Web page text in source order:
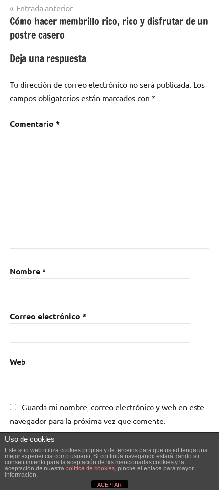
Navegación
de
entradas
Entrada anterior
Cómo hacer membrillo rico, rico y disfrutar de un
postre casero
Deja una respuesta
Tu dirección de correo electrónico no será publicada. Los
campos obligatorios están marcados con *
Comentario *
Nombre*
Correo electrónico *
Web
Guarda mi nombre, correo electrónico y web en este
navegador para la próxima vez que comente.
Tema de WordPress: Dynamico de ThemeZee.
Uso de cookies
Este sitio web utiliza cookies propias y de terceros para que usted tenga una
mejor experiencia como usuario. Si continúa navegando estará dando su
consentimiento para la aceptación de las mencionadas cookies y la
aceptación de nuestra política de cookies, pinche el enlace para mayor
información.
ACEPTAR